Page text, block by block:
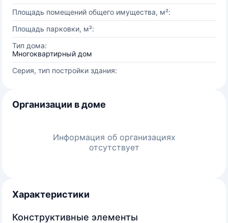
Площадь помещений общего имущества, м²:
Площадь парковки, м²:
Тип дома:
Многоквартирный дом
Серия, тип постройки здания:
Организации в доме
Информация об организациях
отсутствует
Характеристики
Конструктивные элементы